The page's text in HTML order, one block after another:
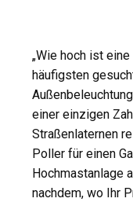
„Wie hoch ist
häufigsten
einer einzigen
Straßenlaternen
Poller für einen
Hochmastanlage
nachdem, wo Ihr